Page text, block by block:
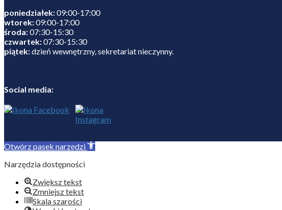
poniedziałek:09:00-17:00
wtorek:09:00-17:00
środa:07:30-15:30
czwartek:07:30-15:30
piątek:dzień wewnętrzny, sekretariat nieczynny.
Social media:
Otwórz pasek narzędzi
Narzędzia dostępności
Zwiększ tekst
Zmniejsz tekst
Skala szarości